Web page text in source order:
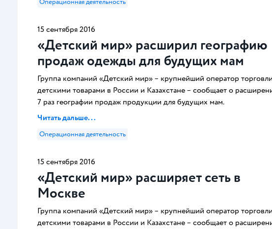
Операционная деятельность
15 сентября 2016
«Детский мир» расширил географию
продаж одежды для будущих мам
Группа компаний «Детский мир» – крупнейший оператор
детскими товарами в России и Казахстане – сообщает о
7 раз географии продаж продукции для будущих мам.
Читать дальше...
Операционная деятельность
15 сентября 2016
«Детский мир» расширяет сеть в
Москве
Группа компаний «Детский мир» – крупнейший оператор
детскими товарами в России и Казахстане – сообщает о